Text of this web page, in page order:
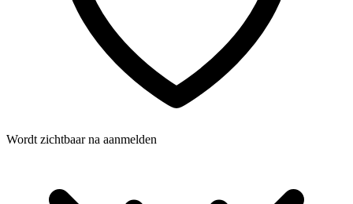
Wordt zichtbaar na aanmelden